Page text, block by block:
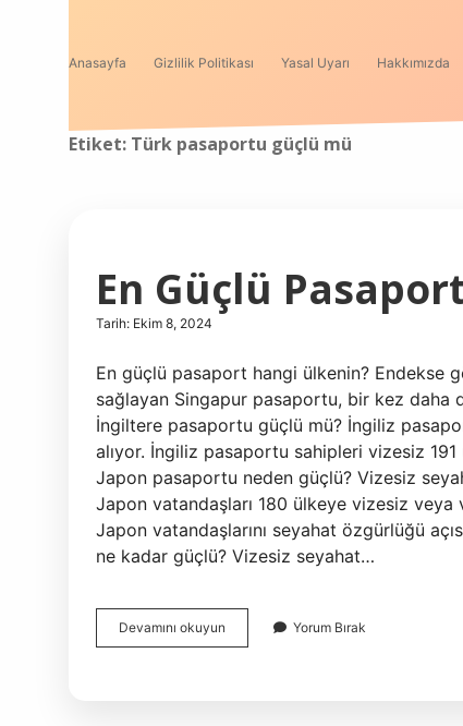
Anasayfa Gizlilik Politikası Yasal Uyarı Hakkımızda
Etiket: Türk pasaportu güçlü mü
En Güçlü
Tarih: Ekim 8, 2024
En güçlü pasaport hangi ülkenin? Endekse
sağlayan Singapur pasaportu, bir kez daha
İngiltere pasaportu güçlü mü? İngiliz
alıyor. İngiliz pasaportu sahipleri vizesiz
Japon pasaportu neden güçlü? Vizesiz
Japon vatandaşları 180 ülkeye vizesiz
Japon vatandaşlarını seyahat özgürlüğü
ne kadar güçlü? Vizesiz seyahat…
Devamını okuyun
Güçlü
Yorum Bırak